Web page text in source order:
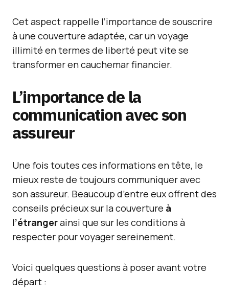
Cet aspect rappelle l’importance de souscrire
à une couverture adaptée, car un voyage
illimité en termes de liberté peut vite se
transformer en cauchemar financier.
L’importance de la
communication avec son
assureur
Une fois toutes ces informations en tête, le
mieux reste de toujours communiquer avec
son assureur. Beaucoup d’entre eux offrent des
conseils précieux sur la couverture à
l’étrangerainsi que sur les conditions à
respecter pour voyager sereinement.
Voici quelques questions à poser avant votre
départ :